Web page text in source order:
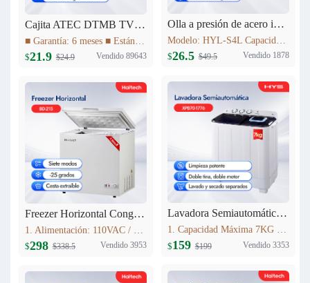
Cajita ATEC DTMB TV digital HD-TH24
$21.9 $24.9 Vendido 89643
Freezer Horizontal Congelador Nevera 7.6cu.ft (215L) BD-215C
$298 $338.5 Vendido 3953
Olla a presión de acero inoxidable 4L Haitech HYL-S4L
Modelo: HYL-S4L Capacidad: 4L Diámetro del producto (milímetro): 20cm Altura del producto (milímetro): 137mm Materiales: acero inoxidable 304 # Utilizables tanto para Cocinas a Gas como para Cocinas de Inducción
$26.5 $49.5 Vendido 1878
Lavadora Semiautomática 7KG XPB70-1776
1. Capacidad Máxima 7KG 2. Panel de control 3. Lavado y centrifugadopor separado 4. Peso neto: 16.5kg 5. Dimensiones del producto:723mm*406mm*819mm
$159 $199 Vendido 3353